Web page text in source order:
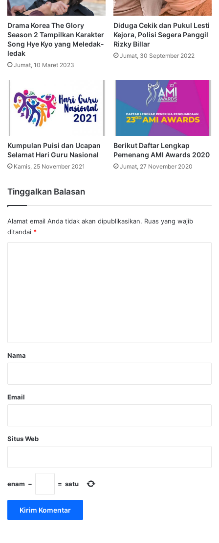
Drama Korea The Glory
Season 2 Tampilkan Karakter
Song Hye Kyo yang Meledak-
ledak
Jumat, 10 Maret 2023
Diduga Cekik dan Pukul Lesti
Kejora, Polisi Segera Panggil
Rizky Billar
Jumat, 30 September 2022
Kumpulan Puisi dan Ucapan
Selamat Hari Guru Nasional
Kamis, 25 November 2021
Berikut Daftar Lengkap
Pemenang AMI Awards 2020
Jumat, 27 November 2020
Tinggalkan Balasan
Alamat email Anda tidak akan dipublikasikan. Ruas yang wajib
ditandai *
rNama
Email
Situs Web
enam − = satu